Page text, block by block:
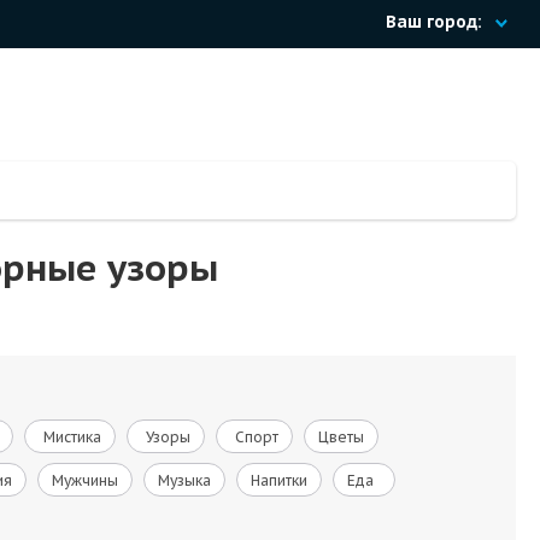
Ваш город:
узоры
Мистика Узоры Спорт Цветы
Мужчины Музыка Напитки Еда